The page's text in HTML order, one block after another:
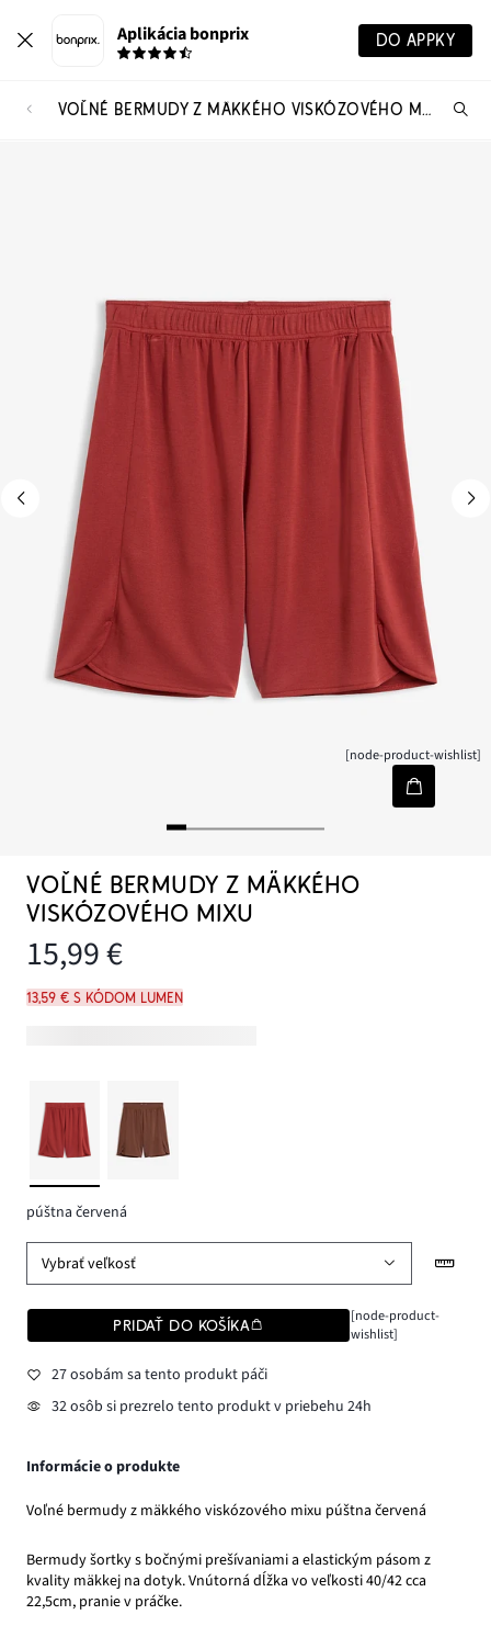
Aplikácia bonprix DO APPKY
VOĽNÉ BERMUDY Z MÄKKÉHO VISKÓZOVÉHO MIXU
[node-product-wishlist]
VOĽNÉ BERMUDY Z MÄKKÉHO
VISKÓZOVÉHO MIXU
15,99 €
13,59 € s kódom LUMEN
púštna červená
Vybrať veľkosť
PRIDAŤ DO KOŠÍKA
[node-product-
wishlist]
27 osobám sa tento produkt páči
32 osôb si prezrelo tento produkt v priebehu 24h
Informácie o produkte
Voľné bermudy z mäkkého viskózového mixu púštna červená
Bermudy šortky s bočnými prešívaniami a elastickým pásom z
kvality mäkkej na dotyk. Vnútorná dĺžka vo veľkosti 40/42 cca
22,5cm, pranie v práčke.